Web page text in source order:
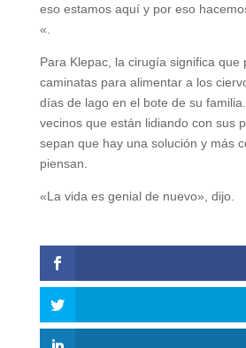
eso estamos aquí y por eso
«.
Para Klepac, la cirugía significa que
caminatas para alimentar a los
días de lago en el bote de su
vecinos que están lidiando con sus
sepan que hay una solución y más
piensan.
«La vida es genial de nuevo», dijo.